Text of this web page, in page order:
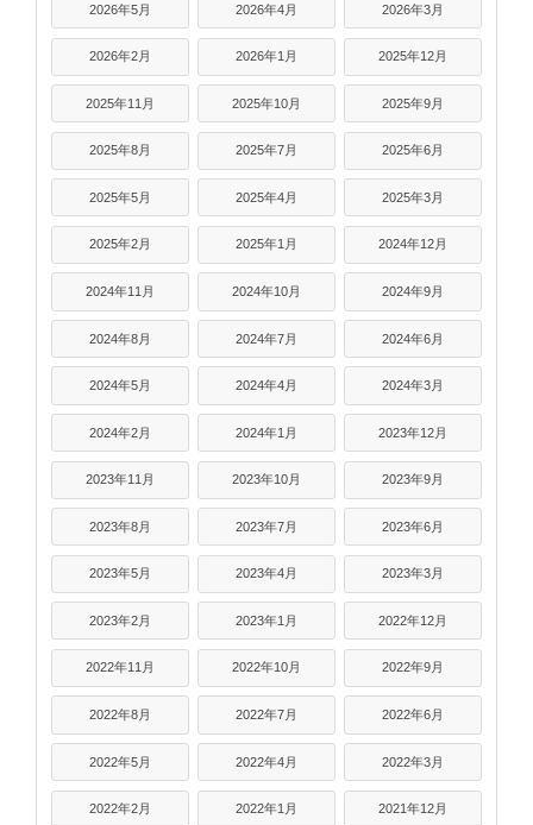
2026年5月 2026年4月 2026年3月
2026年2月 2026年1月 2025年12月
2025年11月 2025年10月 2025年9月
2025年8月 2025年7月 2025年6月
2025年5月 2025年4月 2025年3月
2025年2月 2025年1月 2024年12月
2024年11月 2024年10月 2024年9月
2024年8月 2024年7月 2024年6月
2024年5月 2024年4月 2024年3月
2024年2月 2024年1月 2023年12月
2023年11月 2023年10月 2023年9月
2023年8月 2023年7月 2023年6月
2023年5月 2023年4月 2023年3月
2023年2月 2023年1月 2022年12月
2022年11月 2022年10月 2022年9月
2022年8月 2022年7月 2022年6月
2022年5月 2022年4月 2022年3月
2022年2月 2022年1月 2021年12月